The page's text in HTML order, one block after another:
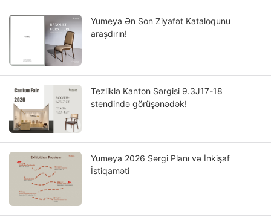
Yumeya Ən Son Ziyafət Kataloqunu
araşdırın!
Tezliklə Kanton Sərgisi 9.3J17-18
stendində görüşənədək!
Yumeya 2026 Sərgi Planı və İnkişaf
İstiqaməti